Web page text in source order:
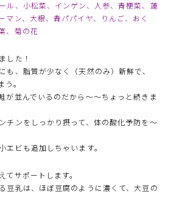
ル、小松菜、インゲン、人参、青梗菜、蓮
マン、大根、青パパイヤ、りんご、おく
、菊の花
した！
も、脂質が少なく（天然のみ）新鮮で、
。
が並んでいるのだから〜〜ちょっと続きま
チンをしっかり摂って、体の酸化予防を〜
エビも追加しちゃいます。
てサポートします。
豆乳は、ほぼ豆腐のように濃くて、大豆の